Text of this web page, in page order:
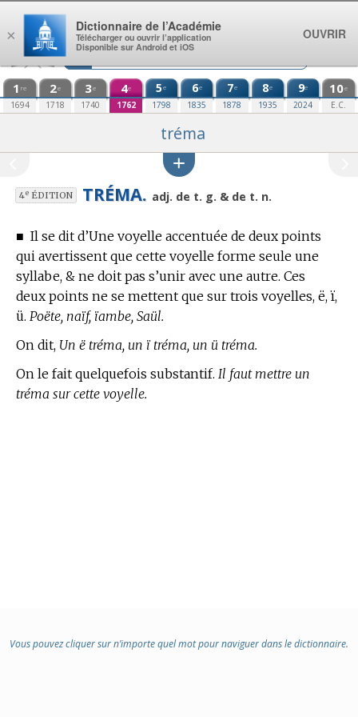
Aller au contenu
1 re
1694
2e
1718
3e
1740
4e
1762
5e
1798
6e
1835
7e
1878
8e
1935
9e
2024
10e
E.C.
tréma
4eÉDITION TRÉMA. adj. de t. g. & de t. n.
■ Il se dit d’Une voyelle accentuée de deux points
qui avertissent que cette voyelle forme seule une
syllabe, & ne doit pas s’unir avec une autre. Ces
deux points ne se mettent que sur trois voyelles, ë, ï,
ü. Poëte, naïf, ïambe, Saül.
On dit, Un ë tréma, un ï tréma, un ü tréma.
On le fait quelquefois substantif. Il faut mettre un
tréma sur cette voyelle.
Vous pouvez cliquer sur n’importe quel mot pour naviguer dans le dictionnaire.
×
Dictionnaire de l’Académie
Télécharger ou ouvrir l’application
Disponible sur Android et iOS
OUVRIR